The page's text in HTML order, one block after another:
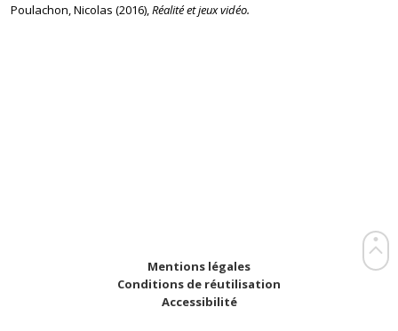
Poulachon, Nicolas (2016),Réalité et jeux vidéo.
Mentions légales
Conditions de réutilisation
Accessibilité